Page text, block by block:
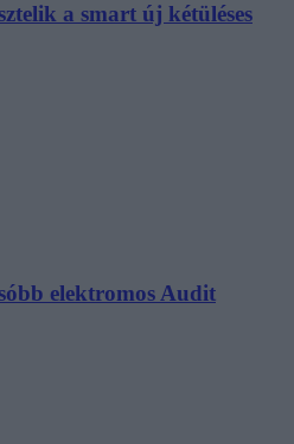
a smart új kétüléses
elektromos Audit